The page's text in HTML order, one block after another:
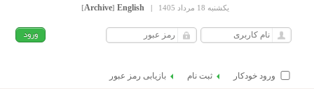
یکشنبه 18 مرداد 1405 |
English
[Archive]
ورود خودکار ثبت نام بازیابی رمز عبور